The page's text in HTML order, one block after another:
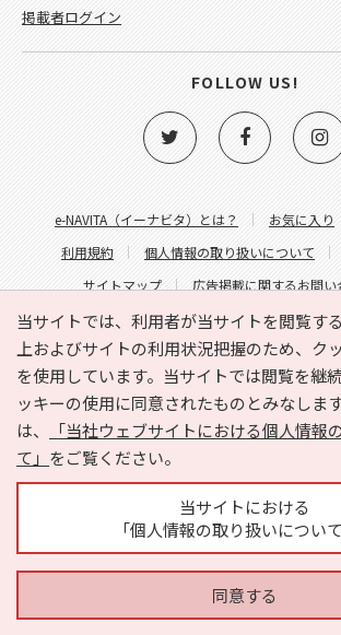
当サイトでは、利用者が当サイトを閲覧す
上およびサイトの利用状況把握のため、ク
を使用しています。当サイトでは閲覧を継
ッキーの使用に同意されたものとみなしま
は、
「当社ウェブサイトにおける個人情報
て」 をご覧ください。
当サイトにおける
「個人情報の取り扱いについ
同意する
e-NAVITA（イーナビタ）とは？ お気に入り
利用規約
個人情報の取り扱いについて
サイトマップ
広告掲載に関するお問い
サイトの内容に関するお問い合わ
掲載者ログイン
FOLLOW US!
Copyright © HYOJITO.Co.,Ltd. All Rights